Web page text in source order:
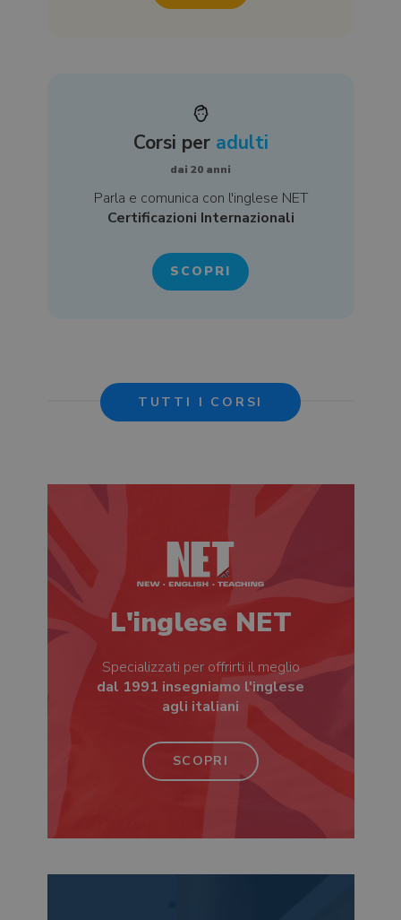
Corsi per adulti
dai 20 anni
Parla e comunica con l'inglese NET
Certificazioni Internazionali
SCOPRI
TUTTI I CORSI
L'inglese NET
Specializzati per offrirti il meglio
dal 1991 insegniamo l'inglese
agli italiani
SCOPRI